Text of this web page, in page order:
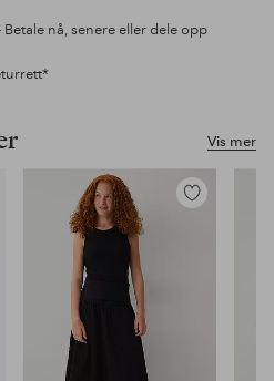
Betale nå, senere eller dele opp
Vis mer
Legg